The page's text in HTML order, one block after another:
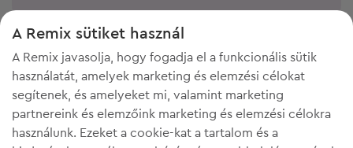
A Remix sütiket használ
A Remix javasolja, hogy fogadja el a funkcionális sütik
használatát, amelyek marketing és elemzési célokat
segítenek, és amelyeket mi, valamint marketing
partnereink és elemzőink marketing és elemzési célokra
használunk. Ezeket a cookie-kat a tartalom és a